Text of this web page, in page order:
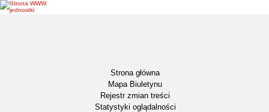
Strona główna
Mapa Biuletynu
Rejestr zmian treści
Statystyki oglądalności